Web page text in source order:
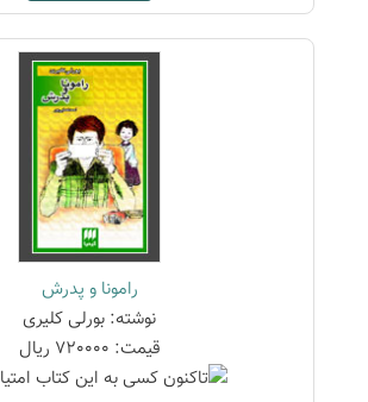
رامونا و پدرش
نوشته: بورلی کلیری
قیمت: 720000 ریال